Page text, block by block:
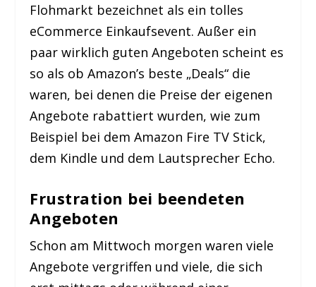
Flohmarkt bezeichnet als ein tolles
eCommerce Einkaufsevent. Außer ein
paar wirklich guten Angeboten scheint es
so als ob Amazon’s beste „Deals“ die
waren, bei denen die Preise der eigenen
Angebote rabattiert wurden, wie zum
Beispiel bei dem Amazon Fire TV Stick,
dem Kindle und dem Lautsprecher Echo.
Frustration bei beendeten
Angeboten
Schon am Mittwoch morgen waren viele
Angebote vergriffen und viele, die sich